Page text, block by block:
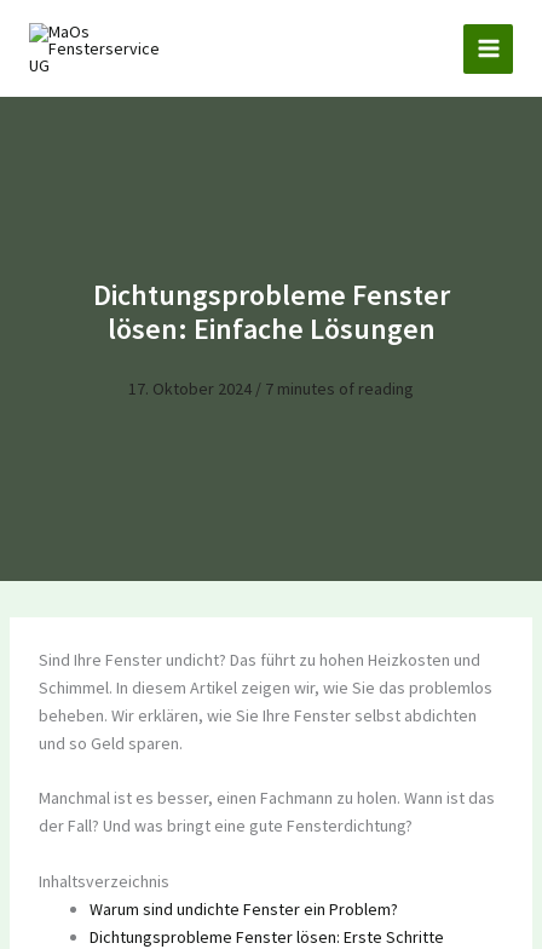
Inhalt
springen
Dichtungsprobleme Fenster
lösen: Einfache Lösungen
17. Oktober 2024 / 7 minutes of reading
Sind Ihre Fenster undicht? Das führt zu hohen Heizkosten und
Schimmel. In diesem Artikel zeigen wir, wie Sie das problemlos
beheben. Wir erklären, wie Sie Ihre Fenster selbst abdichten
und so Geld sparen.
Manchmal ist es besser, einen Fachmann zu holen. Wann ist das
der Fall? Und was bringt eine gute Fensterdichtung?
Inhaltsverzeichnis
Warum sind undichte Fenster ein Problem?
Dichtungsprobleme Fenster lösen: Erste Schritte